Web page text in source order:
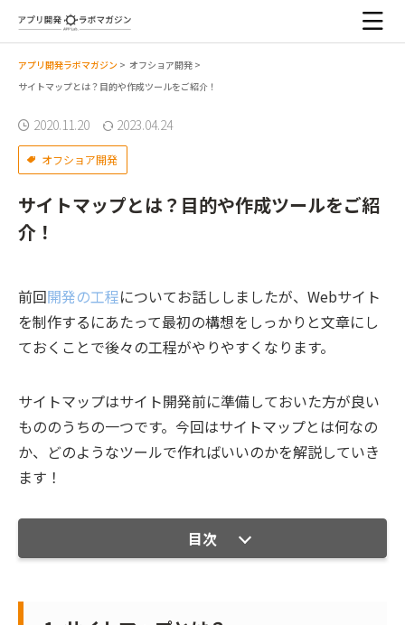
アプリ開発ラボマガジン > オフショア開発 >
サイトマップとは？目的や作成ツールをご紹介！
2020.11.20 2023.04.24
オフショア開発
サイトマップとは？目的や作成ツールをご紹
介！
前回開発の工程についてお話ししましたが、Webサイト
を制作するにあたって最初の構想をしっかりと文章にし
ておくことで後々の工程がやりやすくなります。
サイトマップはサイト開発前に準備しておいた方が良い
もののうちの一つです。今回はサイトマップとは何なの
か、どのようなツールで作ればいいのかを解説していき
ます！
目次